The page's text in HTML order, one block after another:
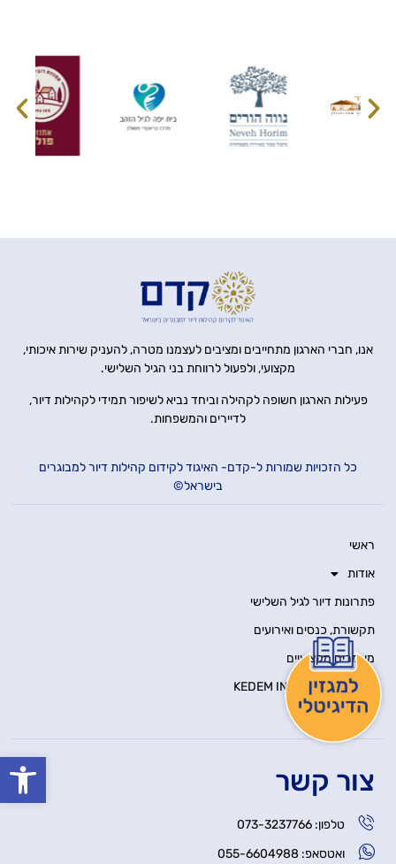
פתח
אנו, חברי הארגון מתחייבים ומציבים לעצמנו מטרה, להעניק שירות איכותי,
מקצועי, ולפעול לרווחת בני הגיל השלישי.
פעילות הארגון חשופה לקהילה וביחד נביא לשיפור תמידי לקהילות דיור,
לדיירים והמשפחות.
כל הזכויות שמורות ל-קדם- האיגוד לקידום קהילות דיור למבוגרים
בישראל©
ראשי
אודות
פתרונות דיור לגיל השלישי
תקשורת, כנסים ואירועים
מאמרים מקצועיים
KEDEM INNOVATION HUB
יצירת קשר
צור קשר
טלפון: 073-3237766
ואטסאפ: 055-6604988